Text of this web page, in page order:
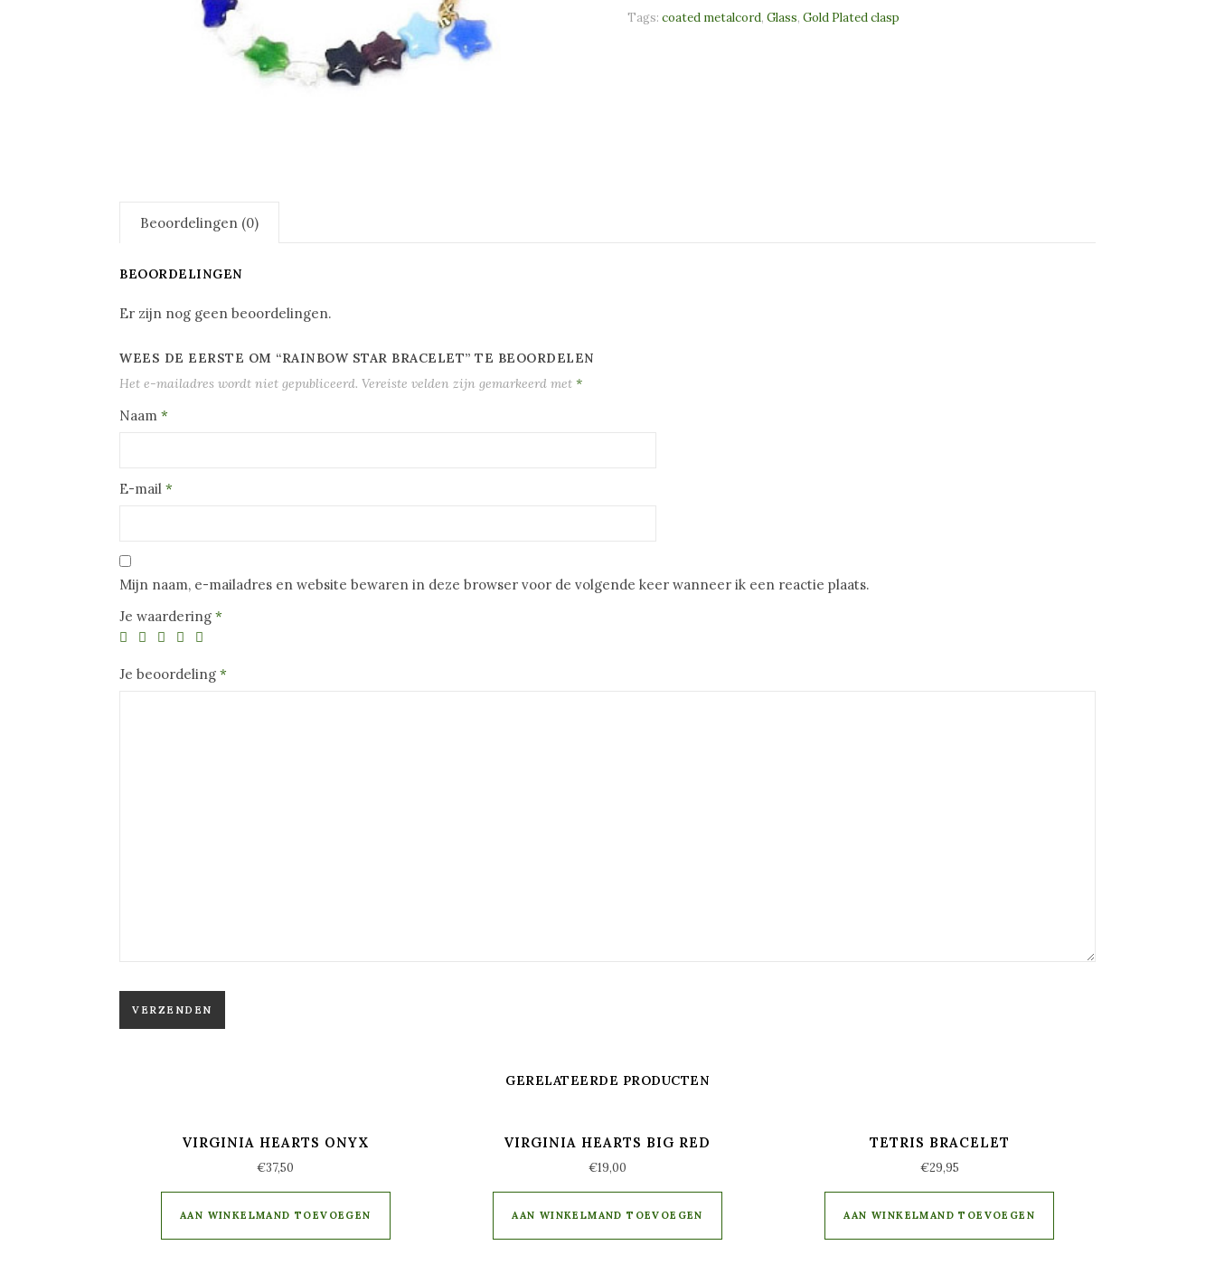
Tags: coated metalcord, Glass, Gold Plated clasp
Beoordelingen (0)
BEOORDELINGEN
Er zijn nog geen beoordelingen.
WEES DE EERSTE OM “RAINBOW STAR BRACELET” TE BEOORDELEN
Het e-mailadres wordt niet gepubliceerd. Vereiste velden zijn gemarkeerd met *
Naam *
E-mail *
Mijn naam, e-mailadres en website bewaren in deze browser voor de volgende keer wanneer ik een reactie plaats.
Je waardering *
Je beoordeling *
GERELATEERDE PRODUCTEN
VIRGINIA HEARTS ONYX
€37,50
AAN WINKELMAND TOEVOEGEN
VIRGINIA HEARTS BIG RED
€19,00
AAN WINKELMAND TOEVOEGEN
TETRIS BRACELET
€29,95
AAN WINKELMAND TOEVOEGEN